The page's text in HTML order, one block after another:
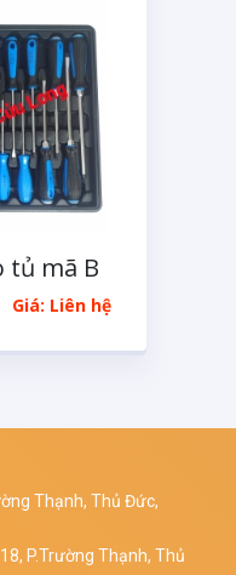
tủ mã B
Giá: Liên hệ
Thạnh, Thủ Đức,
P.Trường Thạnh, Thủ